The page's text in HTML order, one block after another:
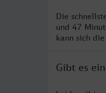
Die
und 47
kann sich
Gibt es